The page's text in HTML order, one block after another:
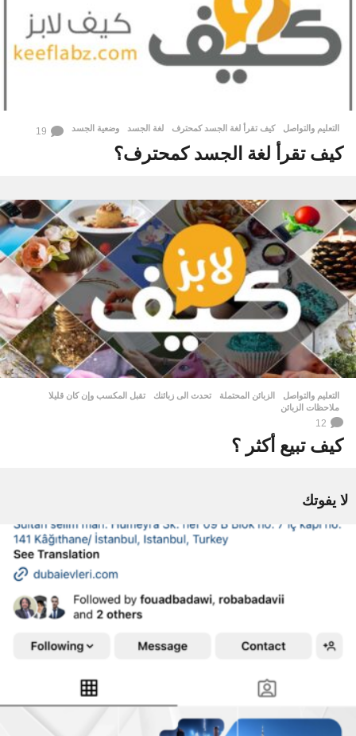
التعليم والتواصل كيف تقرأ لغة الجسد كمحترف ,
لغة الجسد ,
وضعية الجسد 19
كيف تقرأ لغة الجسد كمحترف؟
التعليم والتواصل الزبائن المحتملة ,
تحدث الى زبائنك ,
تقبل المكسب وإن كان قليلا
ملاحظات الزبائن
12
كيف تبيع أكثر ؟
لا يفوتك